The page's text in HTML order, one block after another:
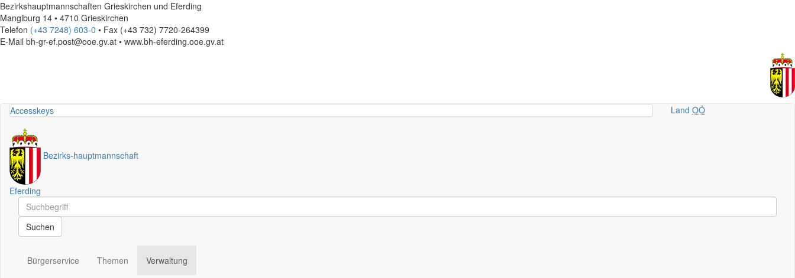
Bezirkshauptmannschaften Grieskirchen und Eferding
Manglburg 14 • 4710 Grieskirchen
Telefon (+43 7248) 603-0 • Fax (+43 732) 7720-264399
E-Mail bh-gr-ef.post@ooe.gv.at • www.bh-eferding.ooe.gv.at
Accesskeys LandOÖ
Bezirks-hauptmannschaft
Eferding
Schnellsuche
Schnellsuche
Suchen
Bürgerservice
Themen
Verwaltung